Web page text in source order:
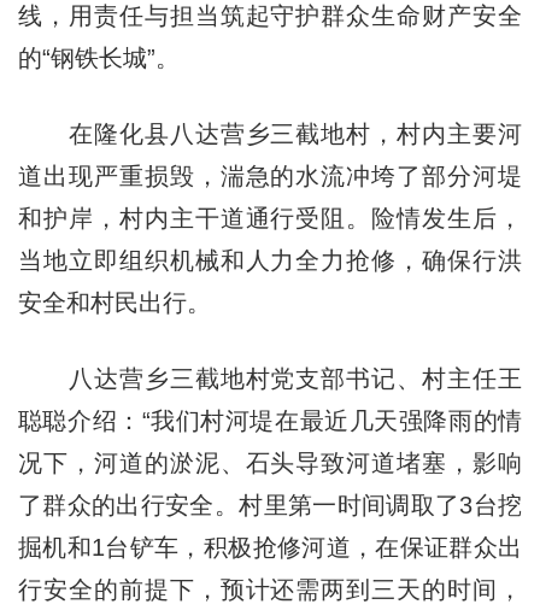
线，用责任与担当筑起守护群众生命财产安全
的“钢铁长城”。
在隆化县八达营乡三截地村，村内主要河
道出现严重损毁，湍急的水流冲垮了部分河堤
和护岸，村内主干道通行受阻。险情发生后，
当地立即组织机械和人力全力抢修，确保行洪
安全和村民出行。
八达营乡三截地村党支部书记、村主任王
聪聪介绍：“我们村河堤在最近几天强降雨的情
况下，河道的淤泥、石头导致河道堵塞，影响
了群众的出行安全。村里第一时间调取了3台挖
掘机和1台铲车，积极抢修河道，在保证群众出
行安全的前提下，预计还需两到三天的时间，